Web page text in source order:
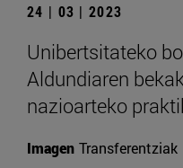
24 | 03 | 2023
Unibertsitateko
Aldundiaren
nazioarteko
Imagen Transferentziak